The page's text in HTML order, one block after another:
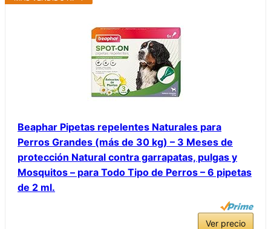
Beaphar Pipetas repelentes Naturales para
Perros Grandes (más de 30 kg) – 3 Meses de
protección Natural contra garrapatas, pulgas y
Mosquitos – para Todo Tipo de Perros – 6 pipetas
de 2 ml.
Ver precio